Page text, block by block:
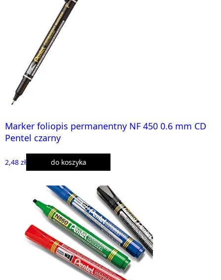
Marker foliopis permanentny NF 450 0.6 mm CD
Pentel czarny
2,48 zł do koszyka